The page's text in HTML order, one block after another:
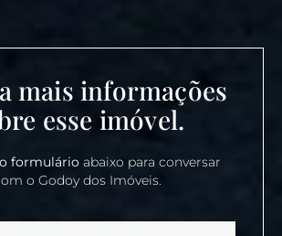
mais informações
esse imóvel.
formulárioabaixo para conversar
o Godoy dos Imóveis.